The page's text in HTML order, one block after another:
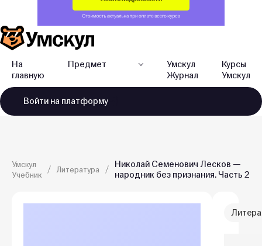
На
главную
Предмет
Умскул
Журнал
Курсы
Умскул
Войти на платформу
Умскул
Учебник
Литература
Николай Семенович Лесков —
народник без признания. Часть 2